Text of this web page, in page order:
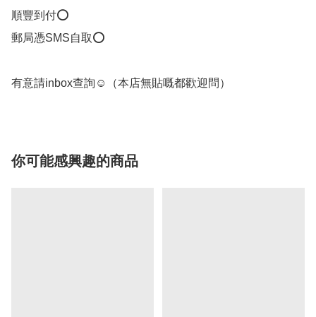
順豐到付⭕
郵局憑SMS自取⭕
有意請inbox查詢☺️（本店無貼嘅都歡迎問）
你可能感興趣的商品